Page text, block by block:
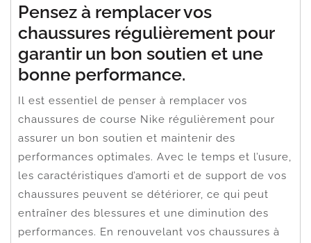
Pensez à remplacer vos
chaussures régulièrement pour
garantir un bon soutien et une
bonne performance.
Il est essentiel de penser à remplacer vos
chaussures de course Nike régulièrement pour
assurer un bon soutien et maintenir des
performances optimales. Avec le temps et l’usure,
les caractéristiques d’amorti et de support de vos
chaussures peuvent se détériorer, ce qui peut
entraîner des blessures et une diminution des
performances. En renouvelant vos chaussures à